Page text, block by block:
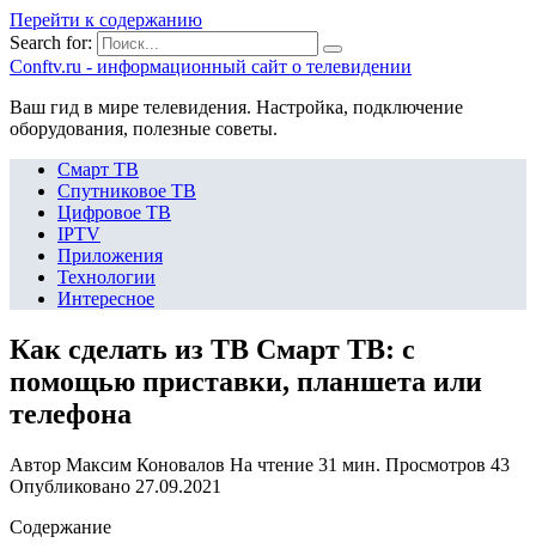
Перейти к содержанию
Search for:
Сonftv.ru - информационный сайт о телевидении
Ваш гид в мире телевидения. Настройка, подключение
оборудования, полезные советы.
Смарт ТВ
Спутниковое ТВ
Цифровое ТВ
IPTV
Приложения
Технологии
Интересное
Как сделать из ТВ Смарт ТВ: с
помощью приставки, планшета или
телефона
Автор Максим Коновалов На чтение 31 мин. Просмотров 43
Опубликовано 27.09.2021
Содержание